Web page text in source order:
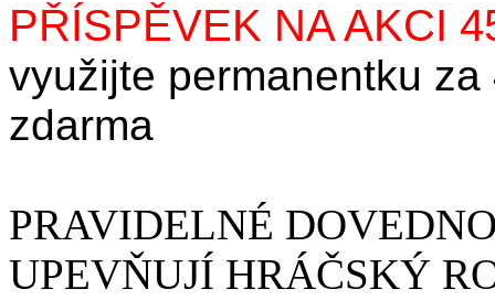
PŘÍSPĚVEK NA AKCI
využijte permanentku
zdarma
PRAVIDELNÉ
UPEVŇUJÍ HRÁČSKÝ